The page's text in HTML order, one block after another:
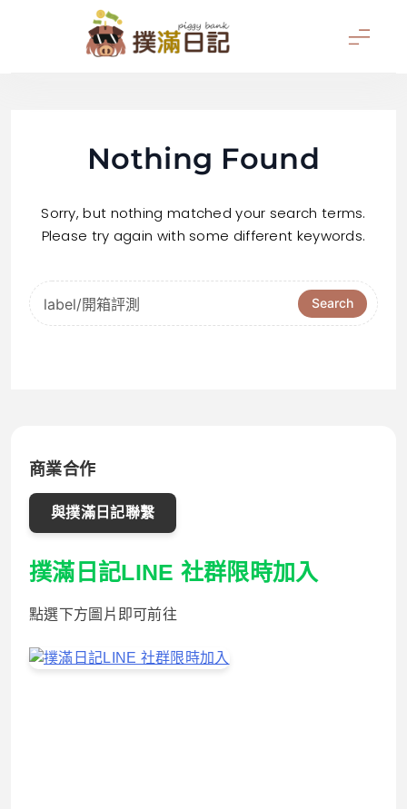
Nothing Found
Sorry, but nothing matched your search terms.
Please try again with some different keywords.
商業合作
與撲滿日記聯繫
撲滿日記LINE 社群限時加入
點選下方圖片即可前往